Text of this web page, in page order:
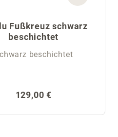
Fußkreuz schwarz
beschichtet
beschichtet
Regulärer Preis:
129,00 €